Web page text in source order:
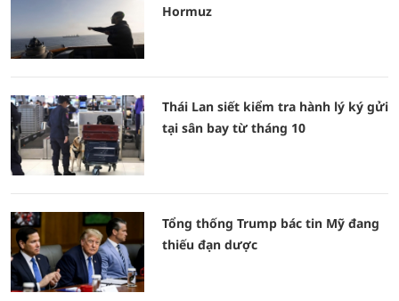
Hormuz
Thái Lan siết kiểm tra hành lý ký gửi
tại sân bay từ tháng 10
Tổng thống Trump bác tin Mỹ đang
thiếu đạn dược